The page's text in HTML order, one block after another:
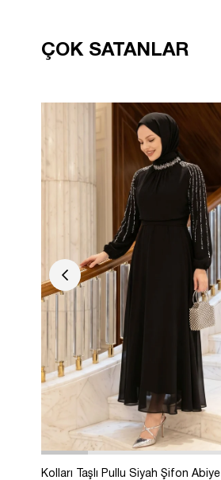
ÇOK SATANLAR
Kolları Taşlı Pullu Siyah Şifon Abiye